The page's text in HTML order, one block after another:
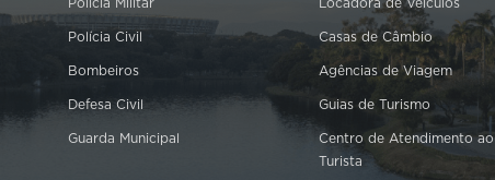
Polícia Militar
Polícia Civil
Bombeiros
Defesa Civil
Guarda Municipal
Locadora de Veículos
Casas de Câmbio
Agências de Viagem
Guias de Turismo
Centro de Atendimento ao
Turista